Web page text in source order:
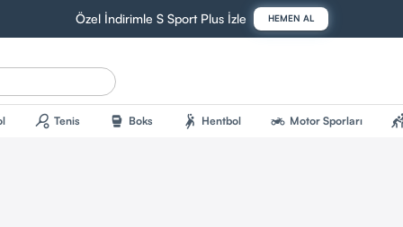
Özel İndirimle S Sport Plus İzle HEMEN AL
sports_tennis Tenis sports_mma Boks sports_handball Hentbol two_wheeler Motor Sporları